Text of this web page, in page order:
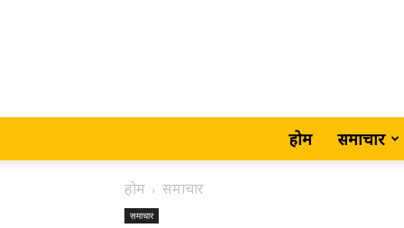
होम समाचार
होम समाचार
समाचार